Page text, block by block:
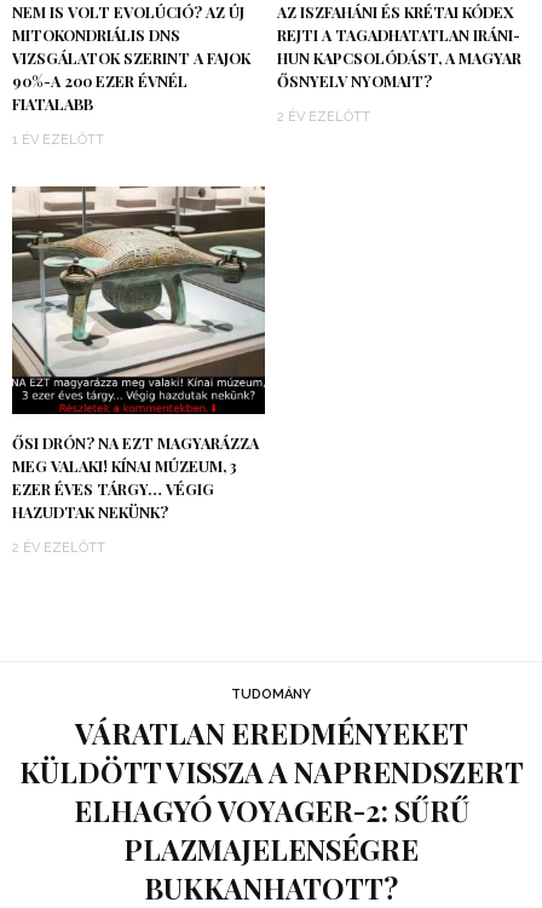
NEM IS VOLT EVOLÚCIÓ? AZ ÚJ
MITOKONDRIÁLIS DNS
VIZSGÁLATOK SZERINT A FAJOK
90%-A 200 EZER ÉVNÉL
FIATALABB
1 ÉV EZELŐTT
AZ ISZFAHÁNI ÉS KRÉTAI KÓDEX
REJTI A TAGADHATATLAN IRÁNI-
HUN KAPCSOLÓDÁST, A MAGYAR
ŐSNYELV NYOMAIT?
2 ÉV EZELŐTT
ŐSI DRÓN? NA EZT MAGYARÁZZA
MEG VALAKI! KÍNAI MÚZEUM, 3
EZER ÉVES TÁRGY… VÉGIG
HAZUDTAK NEKÜNK?
2 ÉV EZELŐTT
TUDOMÁNY
VÁRATLAN EREDMÉNYEKET
KÜLDÖTT VISSZA A NAPRENDSZERT
ELHAGYÓ VOYAGER-2: SŰRŰ
PLAZMAJELENSÉGRE
BUKKANHATOTT?